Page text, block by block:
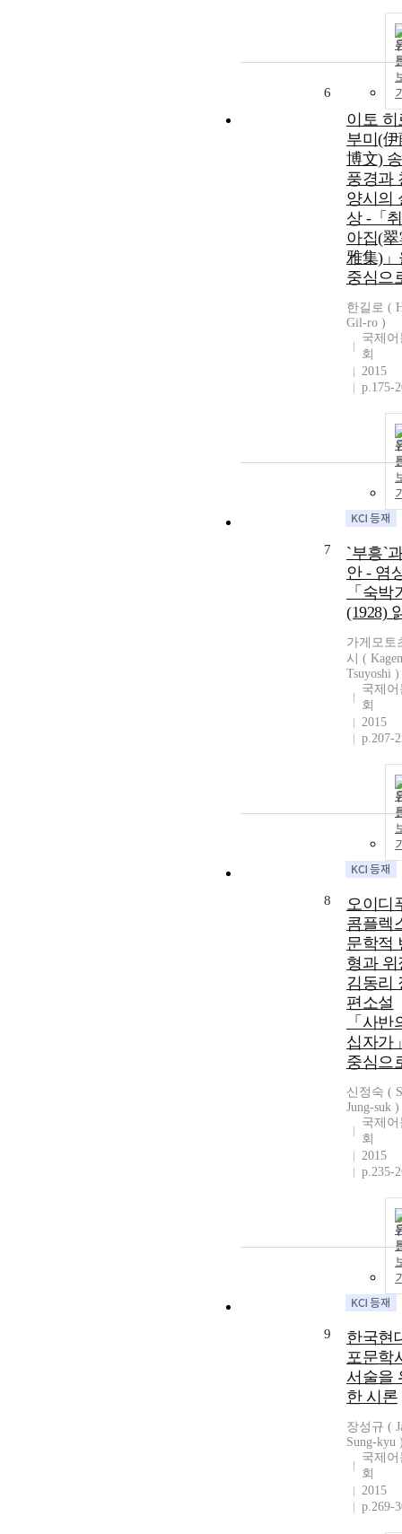
6
이토 히
부미(伊
博文)
풍경과
양시의
상 -「
아집(翠
雅集)」
중심으
한길로 (
Gil-ro )
국제
회
2015
p.175-
7
`부흥`
안 - 염
「숙박
(1928)
가게모토
시 (
Tsuyoshi )
국제
회
2015
p.207-
8
오이디
콤플렉
문학적
형과 위
김동리
편소설
「사반
십자가
중심으
신정숙 (
Jung-suk )
국제
회
2015
p.235-
9
한국현
포문학
서술을
한 시론
장성규 (
Sung-kyu
국제
회
2015
p.269-